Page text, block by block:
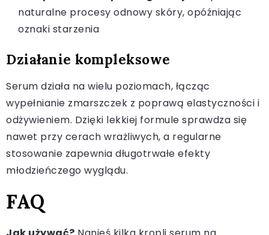
naturalne procesy odnowy skóry, opóźniając
oznaki starzenia
Działanie kompleksowe
Serum działa na wielu poziomach, łącząc
wypełnianie zmarszczek z poprawą elastyczności i
odżywieniem. Dzięki lekkiej formule sprawdza się
nawet przy cerach wrażliwych, a regularne
stosowanie zapewnia długotrwałe efekty
młodzieńczego wyglądu.
FAQ